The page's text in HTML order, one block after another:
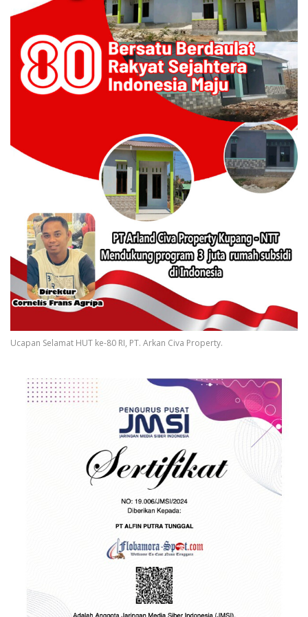
Ucapan Selamat HUT ke-80 RI, PT. Arkan Civa Property.